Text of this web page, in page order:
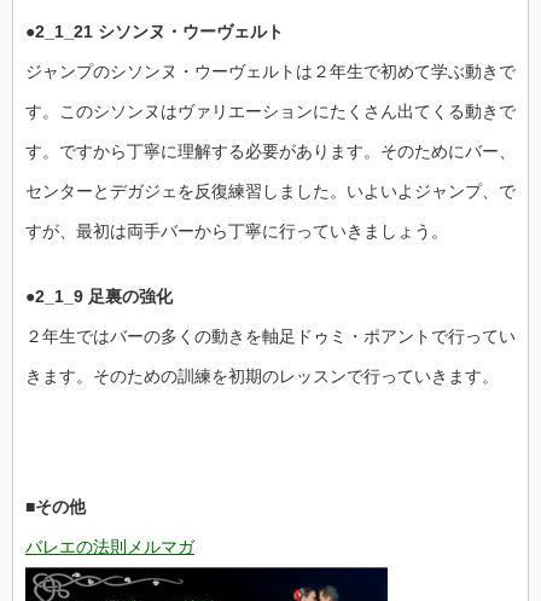
●2_1_21 シソンヌ・ウーヴェルト
ジャンプのシソンヌ・ウーヴェルトは２年生で初めて学ぶ動きで
す。このシソンヌはヴァリエーションにたくさん出てくる動きで
す。ですから丁寧に理解する必要があります。そのためにバー、
センターとデガジェを反復練習しました。いよいよジャンプ、で
すが、最初は両手バーから丁寧に行っていきましょう。
●2_1_9 足裏の強化
２年生ではバーの多くの動きを軸足ドゥミ・ポアントで行ってい
きます。そのための訓練を初期のレッスンで行っていきます。
■その他
バレエの法則メルマガ